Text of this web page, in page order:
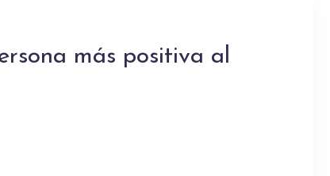
más positiva al